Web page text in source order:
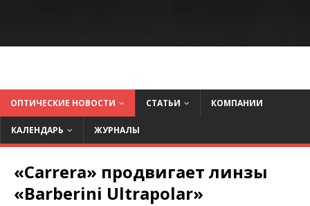
ОПТИЧЕСКИЕ НОВОСТИ СТАТЬИ КОМПАНИИ
КАЛЕНДАРЬ ЖУРНАЛЫ
«Carrera» продвигает линзы
«Barberini Ultrapolar»